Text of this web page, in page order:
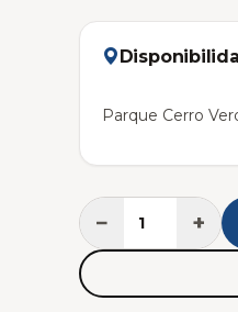
Parque Cerro
− +